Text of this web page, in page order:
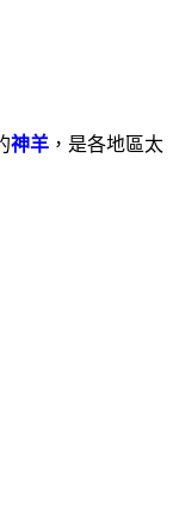
神羊 ，是各地區太